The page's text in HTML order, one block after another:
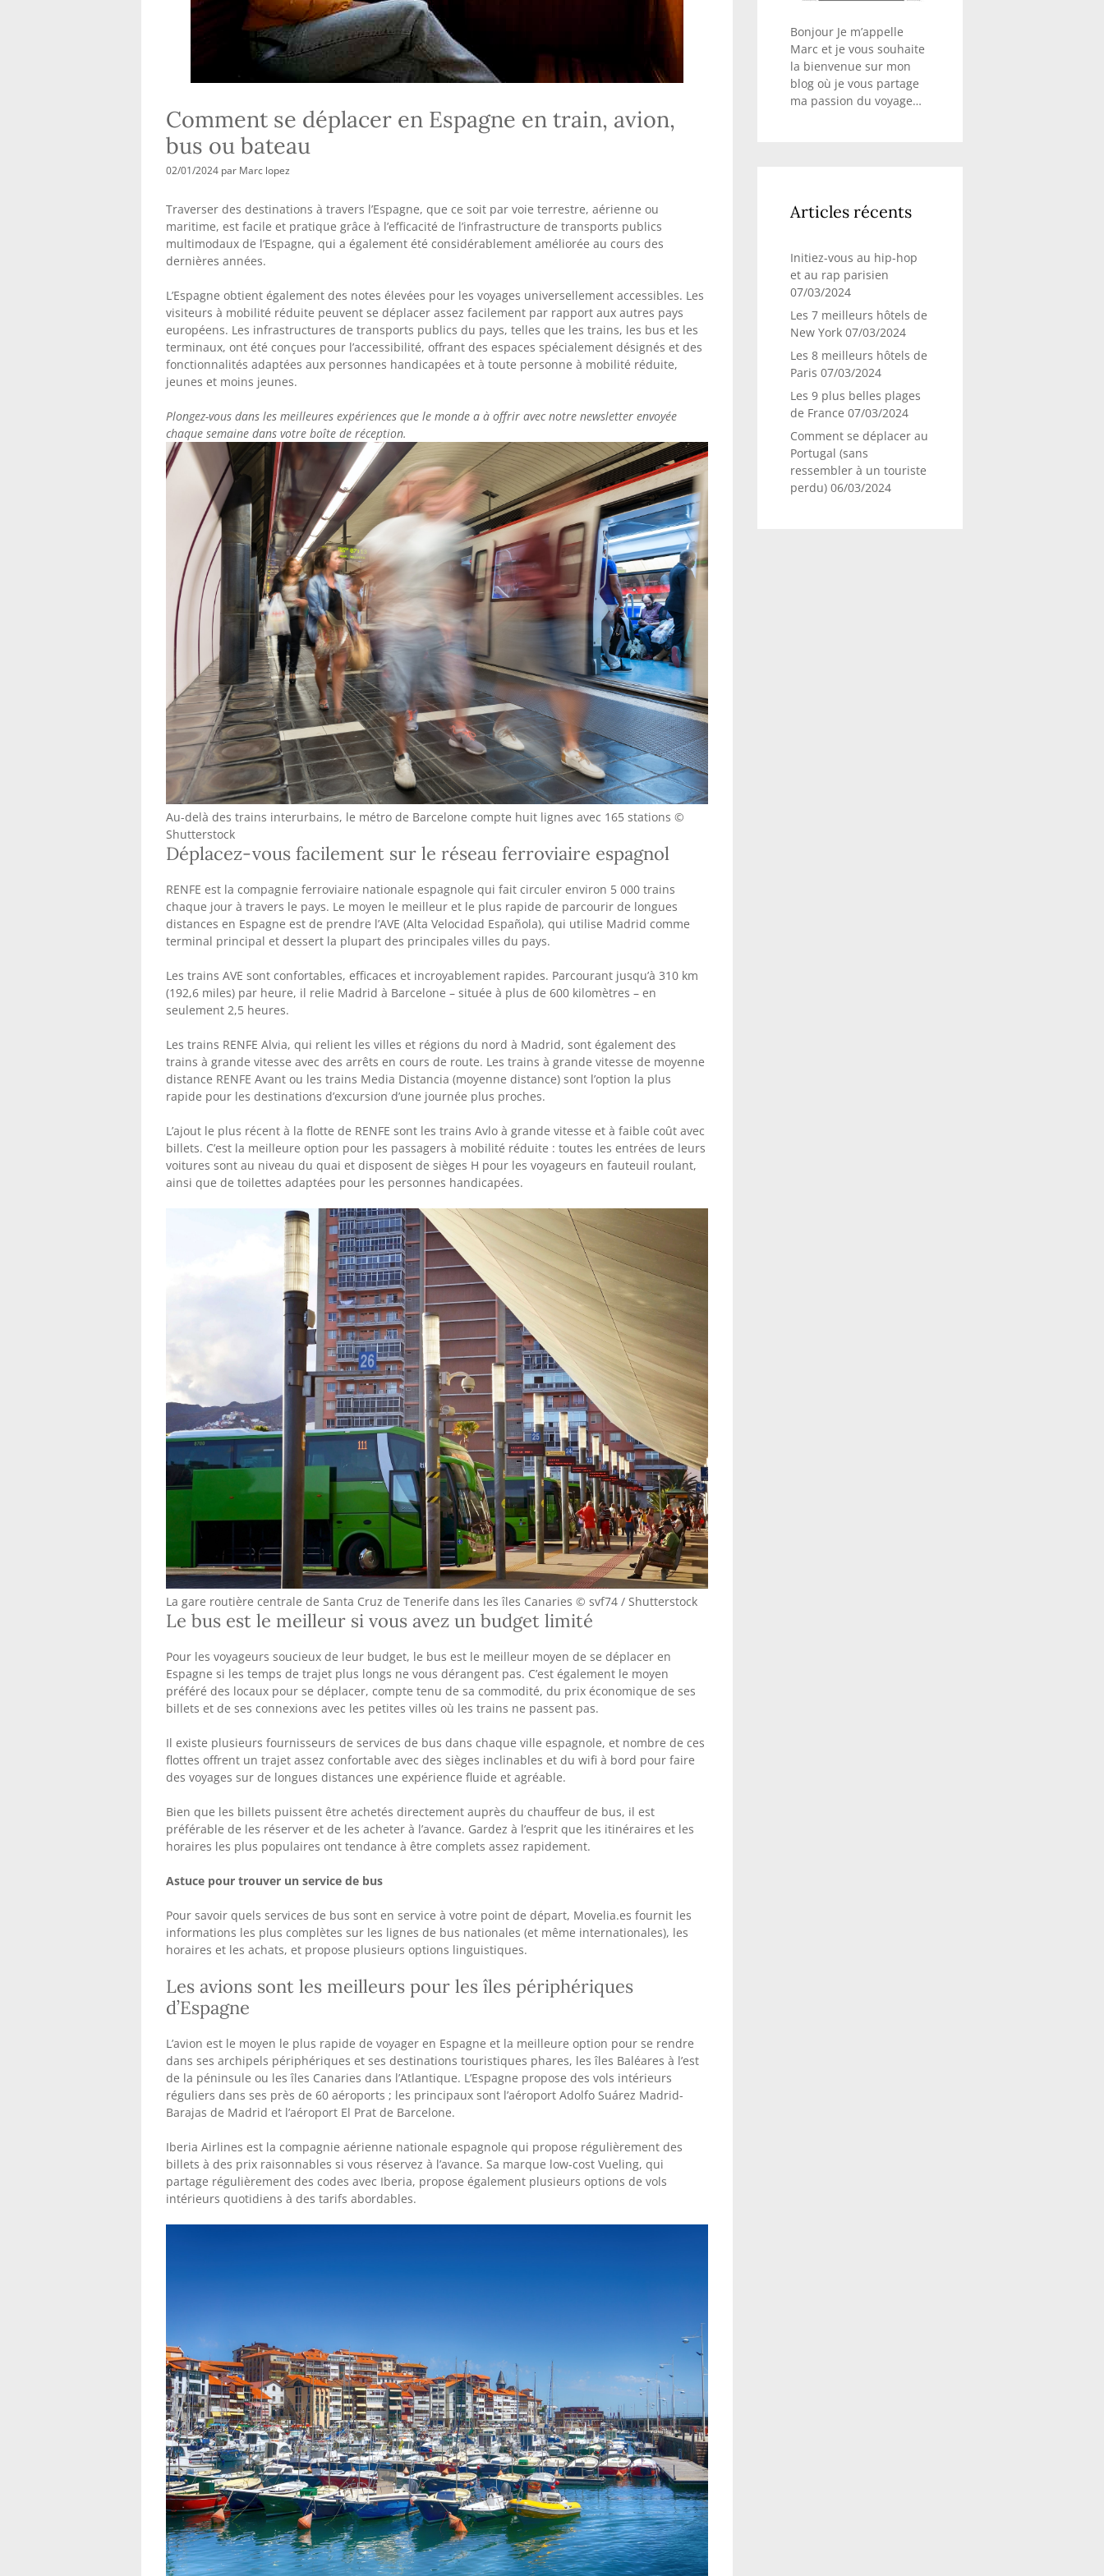
Comment se déplacer en Espagne en train, avion,
bus ou bateau
02/01/2024 par Marc lopez
Traverser des destinations à travers l’Espagne, que ce soit par voie terrestre, aérienne ou
maritime, est facile et pratique grâce à l’efficacité de l’infrastructure de transports publics
multimodaux de l’Espagne, qui a également été considérablement améliorée au cours des
dernières années.
L’Espagne obtient également des notes élevées pour les voyages universellement accessibles. Les
visiteurs à mobilité réduite peuvent se déplacer assez facilement par rapport aux autres pays
européens. Les infrastructures de transports publics du pays, telles que les trains, les bus et les
terminaux, ont été conçues pour l’accessibilité, offrant des espaces spécialement désignés et des
fonctionnalités adaptées aux personnes handicapées et à toute personne à mobilité réduite,
jeunes et moins jeunes.
Plongez-vous dans les meilleures expériences que le monde a à offrir avec notre newsletter envoyée
chaque semaine dans votre boîte de réception.
Au-delà des trains interurbains, le métro de Barcelone compte huit lignes avec 165 stations ©
Shutterstock
Déplacez-vous facilement sur le réseau ferroviaire espagnol
RENFE est la compagnie ferroviaire nationale espagnole qui fait circuler environ 5 000 trains
chaque jour à travers le pays. Le moyen le meilleur et le plus rapide de parcourir de longues
distances en Espagne est de prendre l’AVE (Alta Velocidad Española), qui utilise Madrid comme
terminal principal et dessert la plupart des principales villes du pays.
Les trains AVE sont confortables, efficaces et incroyablement rapides. Parcourant jusqu’à 310 km
(192,6 miles) par heure, il relie Madrid à Barcelone – située à plus de 600 kilomètres – en
seulement 2,5 heures.
Les trains RENFE Alvia, qui relient les villes et régions du nord à Madrid, sont également des
trains à grande vitesse avec des arrêts en cours de route. Les trains à grande vitesse de moyenne
distance RENFE Avant ou les trains Media Distancia (moyenne distance) sont l’option la plus
rapide pour les destinations d’excursion d’une journée plus proches.
L’ajout le plus récent à la flotte de RENFE sont les trains Avlo à grande vitesse et à faible coût avec
billets. C’est la meilleure option pour les passagers à mobilité réduite : toutes les entrées de leurs
voitures sont au niveau du quai et disposent de sièges H pour les voyageurs en fauteuil roulant,
ainsi que de toilettes adaptées pour les personnes handicapées.
La gare routière centrale de Santa Cruz de Tenerife dans les îles Canaries © svf74 / Shutterstock
Le bus est le meilleur si vous avez un budget limité
Pour les voyageurs soucieux de leur budget, le bus est le meilleur moyen de se déplacer en
Espagne si les temps de trajet plus longs ne vous dérangent pas. C’est également le moyen
préféré des locaux pour se déplacer, compte tenu de sa commodité, du prix économique de ses
billets et de ses connexions avec les petites villes où les trains ne passent pas.
Il existe plusieurs fournisseurs de services de bus dans chaque ville espagnole, et nombre de ces
flottes offrent un trajet assez confortable avec des sièges inclinables et du wifi à bord pour faire
des voyages sur de longues distances une expérience fluide et agréable.
Bien que les billets puissent être achetés directement auprès du chauffeur de bus, il est
préférable de les réserver et de les acheter à l’avance. Gardez à l’esprit que les itinéraires et les
horaires les plus populaires ont tendance à être complets assez rapidement.
Astuce pour trouver un service de bus
Pour savoir quels services de bus sont en service à votre point de départ, Movelia.es fournit les
informations les plus complètes sur les lignes de bus nationales (et même internationales), les
horaires et les achats, et propose plusieurs options linguistiques.
Les avions sont les meilleurs pour les îles périphériques
d’Espagne
L’avion est le moyen le plus rapide de voyager en Espagne et la meilleure option pour se rendre
dans ses archipels périphériques et ses destinations touristiques phares, les îles Baléares à l’est
de la péninsule ou les îles Canaries dans l’Atlantique. L’Espagne propose des vols intérieurs
réguliers dans ses près de 60 aéroports ; les principaux sont l’aéroport Adolfo Suárez Madrid-
Barajas de Madrid et l’aéroport El Prat de Barcelone.
Iberia Airlines est la compagnie aérienne nationale espagnole qui propose régulièrement des
billets à des prix raisonnables si vous réservez à l’avance. Sa marque low-cost Vueling, qui
partage régulièrement des codes avec Iberia, propose également plusieurs options de vols
intérieurs quotidiens à des tarifs abordables.
Bonjour Je m’appelle
Marc et je vous souhaite
la bienvenue sur mon
blog où je vous partage
ma passion du voyage…
Articles récents
Initiez-vous au hip-hop
et au rap parisien
07/03/2024
Les 7 meilleurs hôtels de
New York 07/03/2024
Les 8 meilleurs hôtels de
Paris 07/03/2024
Les 9 plus belles plages
de France 07/03/2024
Comment se déplacer au
Portugal (sans
ressembler à un touriste
perdu) 06/03/2024